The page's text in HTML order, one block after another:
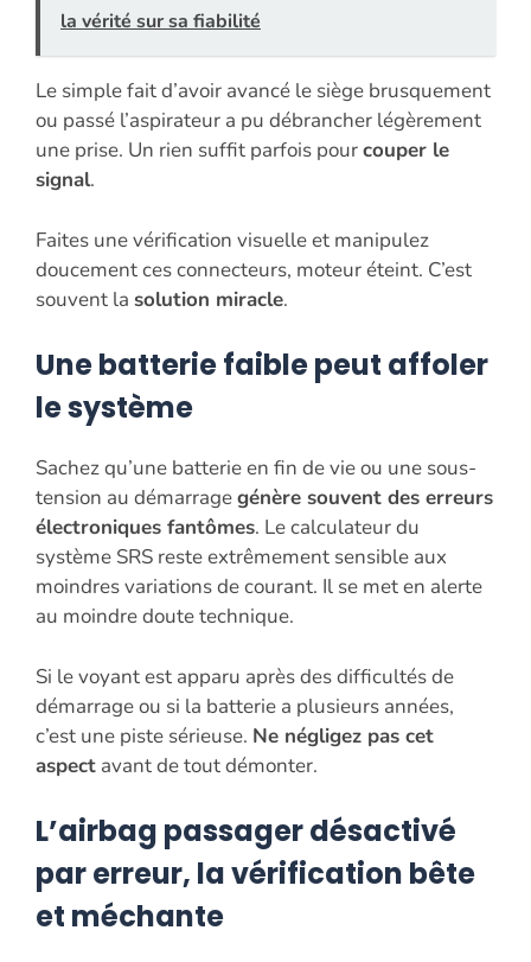
la vérité sur sa fiabilité
Le simple fait d’avoir avancé le siège brusquement
ou passé l’aspirateur a pu débrancher légèrement
une prise. Un rien suffit parfois pourcouper le
signal.
Faites une vérification visuelle et manipulez
doucement ces connecteurs, moteur éteint. C’est
souvent la solution miracle.
Une batterie faible peut affoler
le système
Sachez qu’une batterie en fin de vie ou une sous-
tension au démarragegénère souvent des erreurs
électroniques fantômes. Le calculateur du
système SRS reste extrêmement sensible aux
moindres variations de courant. Il se met en alerte
au moindre doute technique.
Si le voyant est apparu après des difficultés de
démarrage ou si la batterie a plusieurs années,
c’est une piste sérieuse. Ne négligez pas cet
aspect avant de tout démonter.
L’airbag passager désactivé
par erreur, la vérification bête
et méchante